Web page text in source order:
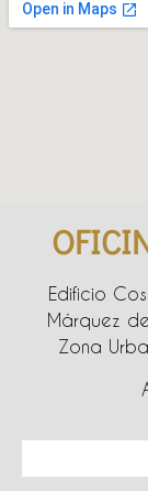
Edificio
Márquez
Zona